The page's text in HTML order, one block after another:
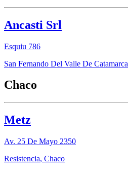
Ancasti Srl
Esquiu 786
San Fernando Del Valle De Catamarca
Chaco
Metz
Av. 25 De Mayo 2350
Resistencia, Chaco